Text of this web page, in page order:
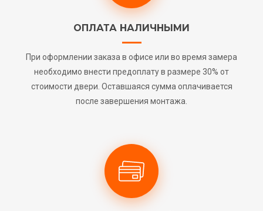
ОПЛАТА НАЛИЧНЫМИ
При оформлении заказа в офисе или во время замера
необходимо внести предоплату в размере 30% от
стоимости двери. Оставшаяся сумма оплачивается
после завершения монтажа.